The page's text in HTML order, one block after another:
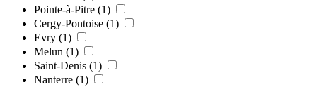
Pointe-à-Pitre (1)
Cergy-Pontoise (1)
Evry (1)
Melun (1)
Saint-Denis (1)
Nanterre (1)